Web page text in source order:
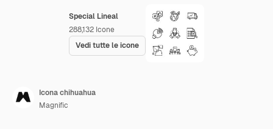
Special Lineal
288,132 Icone
Vedi tutte le icone
Icona chihuahua
Magnific